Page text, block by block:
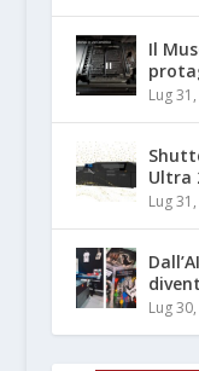
Il
Lug
Ultra
Lug
Lug